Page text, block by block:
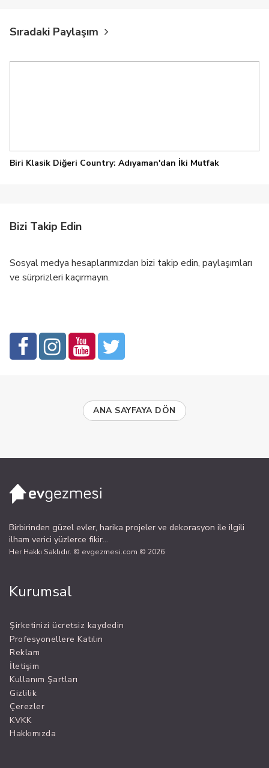
Sıradaki Paylaşım
Biri Klasik Diğeri Country: Adıyaman'dan İki Mutfak
Bizi Takip Edin
Sosyal medya hesaplarımızdan bizi takip edin, paylaşımları
ve sürprizleri kaçırmayın.
ANA SAYFAYA DÖN
Birbirinden güzel evler, harika projeler ve dekorasyon ile ilgili
ilham verici yüzlerce fikir...
Her Hakkı Saklıdır. © evgezmesi.com © 2026
Kurumsal
Şirketinizi ücretsiz kaydedin
Profesyonellere Katılın
Reklam
İletişim
Kullanım Şartları
Gizlilik
Çerezler
KVKK
Hakkımızda